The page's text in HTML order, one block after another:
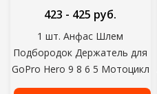
1 шт. Анфас Шлем
Подбородок Держатель для
GoPro Hero 9 8 6 5 Мотоцикл
Шлем Подбородок Стенд
423 - 425 руб.